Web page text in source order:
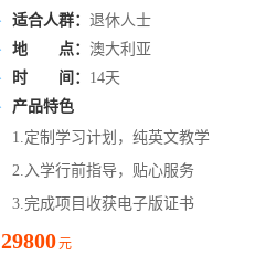
适合人群： 退休人士
地
点： 澳大利亚
时
间 ： 14天
产品特色
1.定制学习计划，纯英文教学
2.入学行前指导，贴心服务
3.完成项目收获电子版证书
29800元